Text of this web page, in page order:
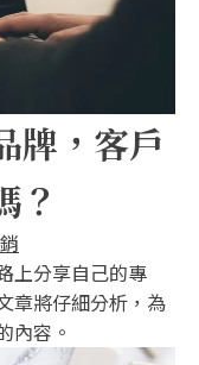
牌，客戶
？
上分享自己的專
章將仔細分析，為
內容。